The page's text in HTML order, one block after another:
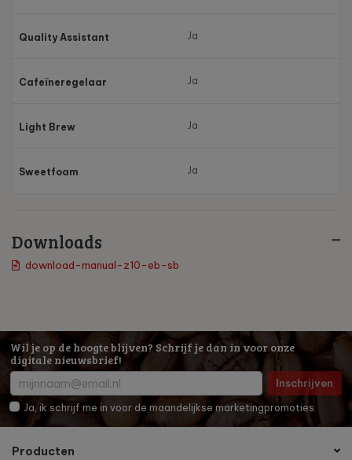
Quality Assistant Ja
Cafeïneregelaar Ja
Light Brew Ja
Sweetfoam Ja
Downloads
download-manual-z10-eb-sb
Wil je op de hoogte blijven? Schrijf je dan in voor onze
digitale nieuwsbrief!
Inschrijven
Ja, ik schrijf me in voor de maandelijkse marketingpromoties
Producten